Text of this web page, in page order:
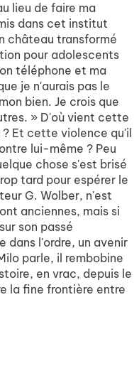
lieu de faire ma
dans cet institut
château transformé
pour adolescents
téléphone et ma
je n'aurais pas le
bien. Je crois que
» D'où vient cette
Et cette violence qu'il
lui-même ? Peu
chose s'est brisé
tard pour espérer le
G. Wolber, n'est
anciennes, mais si
son passé
dans l'ordre, un avenir
parle, il rembobine
en vrac, depuis le
la fine frontière entre